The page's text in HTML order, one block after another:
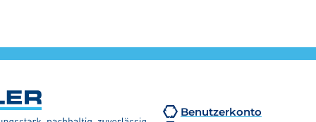
Benutzerkonto